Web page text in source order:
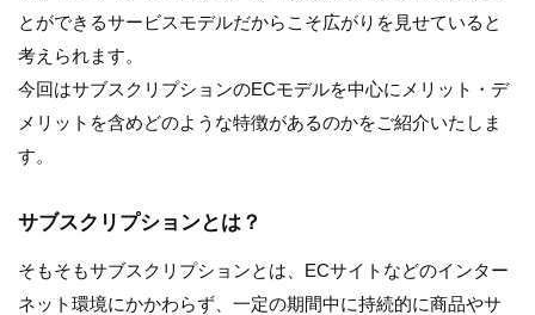
とができるサービスモデルだからこそ広がりを見せていると
考えられます。
今回はサブスクリプションのECモデルを中心にメリット・デ
メリットを含めどのような特徴があるのかをご紹介いたしま
す。
サブスクリプションとは？
そもそもサブスクリプションとは、ECサイトなどのインター
ネット環境にかかわらず、一定の期間中に持続的に商品やサ